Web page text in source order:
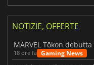
NOTIZIE, OFFERTE
18 ore fa Gaming News